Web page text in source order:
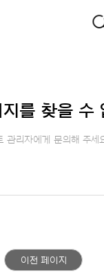
를 찾을 수
관리자에게 문의해 주세
이전 페이지